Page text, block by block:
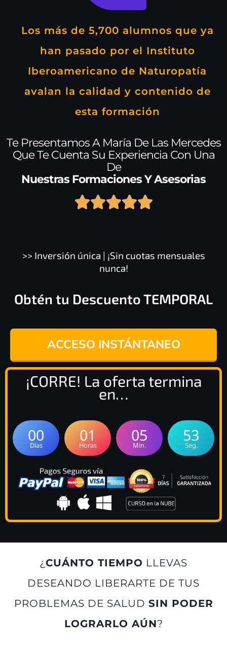
Los más de 5,700 alumnos que ya
han pasado por el Instituto
Iberoamericano de Naturopatía
avalan la calidad y contenido de
esta formación
Te Presentamos A María De Las Mercedes
Que Te Cuenta Su Experiencia Con Una
De
Nuestras Formaciones Y Asesorias

>> Inversión única | ¡Sin cuotas mensuales
nunca!
Obtén tu Descuento TEMPORAL
ACCESO INSTÁNTANEO
¡CORRE! La oferta termina
en…
00
Días
01
Horas
05
Min.
52
Seg.
¿ CUÁNTO TIEMPO LLEVAS
DESEANDO LIBERARTE DE TUS
PROBLEMAS DE SALUD SIN PODER
LOGRARLO AÚN?